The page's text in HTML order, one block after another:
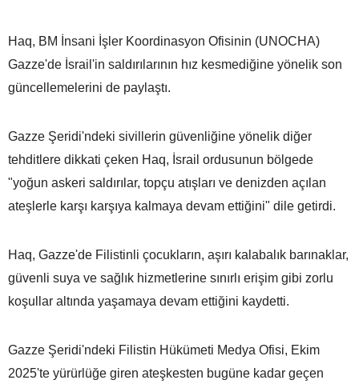
Haq, BM İnsani İşler Koordinasyon Ofisinin (UNOCHA)
Gazze'de İsrail'in saldırılarının hız kesmediğine yönelik son
güncellemelerini de paylaştı.
Gazze Şeridi'ndeki sivillerin güvenliğine yönelik diğer
tehditlere dikkati çeken Haq, İsrail ordusunun bölgede
"yoğun askeri saldırılar, topçu atışları ve denizden açılan
ateşlerle karşı karşıya kalmaya devam ettiğini" dile getirdi.
Haq, Gazze'de Filistinli çocukların, aşırı kalabalık barınaklar,
güvenli suya ve sağlık hizmetlerine sınırlı erişim gibi zorlu
koşullar altında yaşamaya devam ettiğini kaydetti.
Gazze Şeridi'ndeki Filistin Hükümeti Medya Ofisi, Ekim
2025'te yürürlüğe giren ateşkesten bugüne kadar geçen